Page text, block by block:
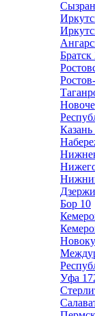
Братск
Казань
Бор 10
Уфа